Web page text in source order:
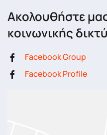
Ακολουθήστε
κοινωνικής
Facebook Group
Facebook Profile